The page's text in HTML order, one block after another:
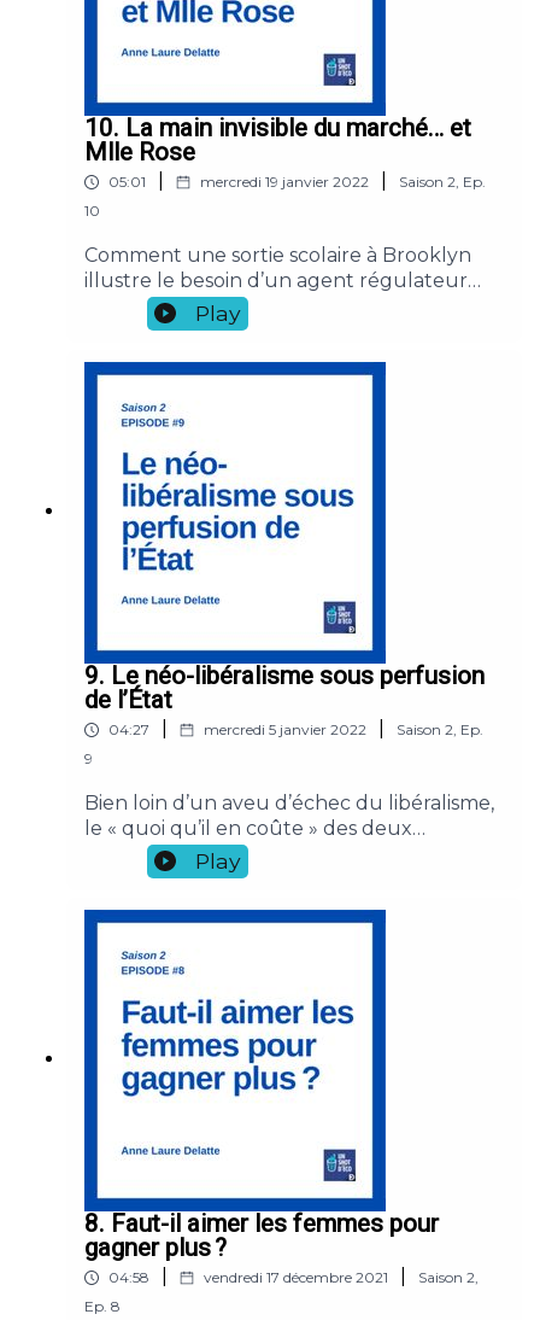
10. La main invisible du marché… et
Mlle Rose
05:01 mercredi 19 janvier 2022 Saison 2, Ep.
10
Comment une sortie scolaire à Brooklyn
illustre le besoin d’un agent régulateur
quand le marché ne peut plus rien.
Ce que les États-Unis, bien plus que
l’Europe, ont fait en 2008.
Play
9. Le néo-libéralisme sous perfusion
de l’État
04:27 mercredi 5 janvier 2022 Saison 2, Ep.
9
Bien loin d’un aveu d’échec du libéralisme,
le « quoi qu’il en coûte » des deux
dernières années a juste permis au marché
de continuer à fonctionner et au vieux
monde de perdurer. Référence :Barbara
Stiegler, « Il faut s’adapter » Sur un nouvel
impératif politique, 2018, collection Essais,
Gallimard.
Play
8. Faut-il aimer les femmes pour
gagner plus ?
04:58 vendredi 17 décembre 2021 Saison 2,
Ep. 8